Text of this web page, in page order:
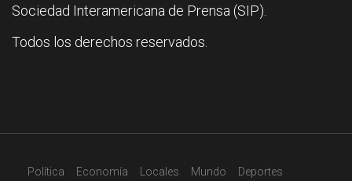
Sociedad Interamericana de Prensa (SIP).
Todos los derechos reservados.
Política Economía Locales Mundo Deportes